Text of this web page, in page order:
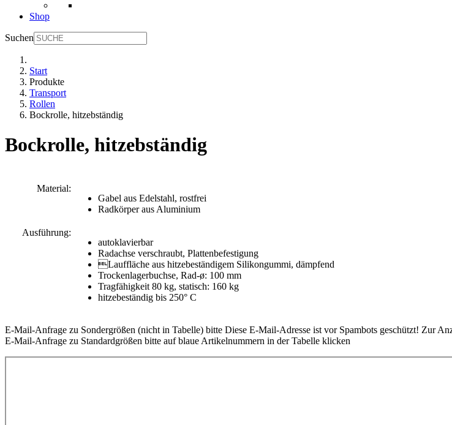
Shop
Suchen
Start
Produkte
Transport
Rollen
Bockrolle, hitzebständig
Bockrolle, hitzebständig
Material:
Gabel aus Edelstahl, rostfrei
Radkörper aus Aluminium
Ausführung:
autoklavierbar
Radachse verschraubt, Plattenbefestigung
Lauffläche aus hitzebeständigem Silikongummi, dämpfend
Trockenlagerbuchse, Rad-ø: 100 mm
Tragfähigkeit 80 kg, statisch: 160 kg
hitzebeständig bis 250° C
E-Mail-Anfrage zu Sondergrößen (nicht in Tabelle) bitte Diese E-Mail-Adresse ist vor Spambots geschützt! Zur
E-Mail-Anfrage zu Standardgrößen bitte auf blaue Artikelnummern in der Tabelle klicken